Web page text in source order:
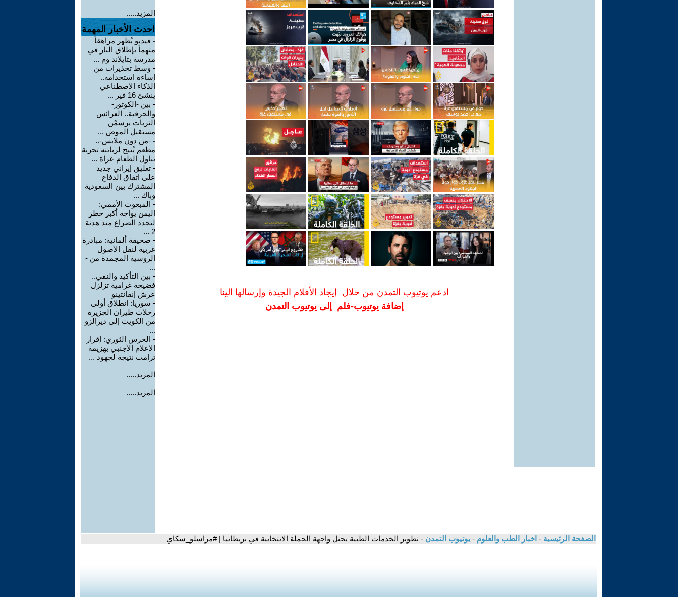
ادعم يوتيوب التمدن من خلال إيجاد الأفلام الجيدة وإرسالها الينا
إضافة يوتيوب-فلم إلى يوتيوب التمدن
المزيد.....
احدث الأخبار المهمة
- فيديو يُظهر مراهقاً
متهماً بإطلاق النار في
مدرسة بتايلاند وم ...
- وسط تحذيرات من
إساءة استخدامه..
الذكاء الاصطناعي
ينشئ 16 فير ...
- بين -الكوتور-
والحرفية.. العرائس
الثريات يرسمْن
مستقبل الموض ...
- -من دون ملابس-..
مطعم يُتيح لزبائنه تجربة
تناول الطعام عراة ...
- تعليق إيراني جديد
على اتفاق الدفاع
المشترك بين السعودية
وباك ...
- المبعوث الأممي:
اليمن يواجه أكبر خطر
لتجدد الصراع منذ هدنة
2 ...
- صحيفة ألمانية: مبادرة
غربية لنقل الأصول
الروسية المجمدة من -
...
- بين التأكيد والنفي..
فضيحة غرامية تزلزل
عرش إنفانتينو
- سوريا: انطلاق أولى
رحلات طيران الجزيرة
من الكويت إلى ديرالزو
...
- الحرس الثوري: إقرار
الإعلام الأجنبي بهزيمة
ترامب نتيجة لجهود ...
المزيد.....
المزيد.....
الصفحة الرئيسية - اخبار الطب والعلوم - يوتيوب التمدن - تطوير الخدمات الطبية يحتل واجهة الحملة الانتخابية في بريطانيا | #مراسلو_سكاي